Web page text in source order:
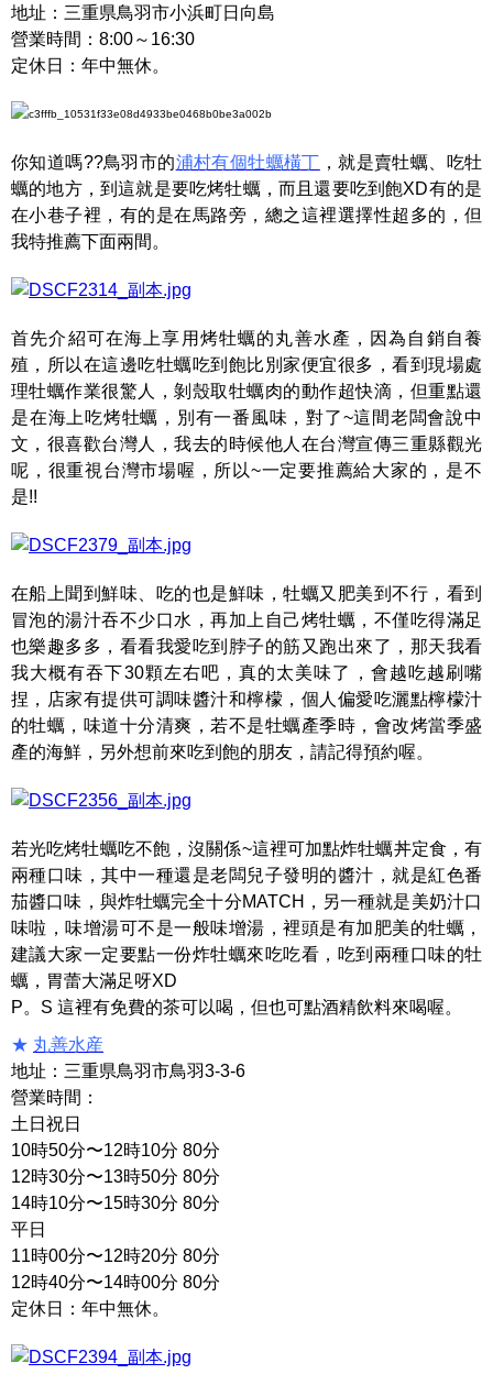
地址：三重県鳥羽市小浜町日向島
營業時間：8:00～16:30
定休日：年中無休。
你知道嗎??鳥羽市的浦村有個牡蠣橫丁 ，就是賣牡蠣、吃牡
蠣的地方，到這就是要吃烤牡蠣，而且還要吃到飽XD有的是
在小巷子裡，有的是在馬路旁，總之這裡選擇性超多的，但
我特推薦下面兩間。
首先介紹可在海上享用烤牡蠣的丸善水產，因為自銷自養
殖，所以在這邊吃牡蠣吃到飽比別家便宜很多，看到現場處
理牡蠣作業很驚人，剝殼取牡蠣肉的動作超快滴，但重點還
是在海上吃烤牡蠣，別有一番風味，對了~這間老闆會說中
文，很喜歡台灣人，我去的時候他人在台灣宣傳三重縣觀光
呢，很重視台灣市場喔，所以~一定要推薦給大家的，是不
是!!
在船上聞到鮮味、吃的也是鮮味，牡蠣又肥美到不行，看到
冒泡的湯汁吞不少口水，再加上自己烤牡蠣，不僅吃得滿足
也樂趣多多，看看我愛吃到脖子的筋又跑出來了，那天我看
我大概有吞下30顆左右吧，真的太美味了，會越吃越刷嘴
捏，店家有提供可調味醬汁和檸檬，個人偏愛吃灑點檸檬汁
的牡蠣，味道十分清爽，若不是牡蠣產季時，會改烤當季盛
產的海鮮，另外想前來吃到飽的朋友，請記得預約喔。
若光吃烤牡蠣吃不飽，沒關係~這裡可加點炸牡蠣丼定食，有
兩種口味，其中一種還是老闆兒子發明的醬汁，就是紅色番
茄醬口味，與炸牡蠣完全十分MATCH，另一種就是美奶汁口
味啦，味增湯可不是一般味增湯，裡頭是有加肥美的牡蠣，
建議大家一定要點一份炸牡蠣來吃吃看，吃到兩種口味的牡
蠣，胃蕾大滿足呀XD
P。S 這裡有免費的茶可以喝，但也可點酒精飲料來喝喔。
★ 丸善水産
地址：三重県鳥羽市鳥羽3-3-6
營業時間：
土日祝日
10時50分〜12時10分 80分
12時30分〜13時50分 80分
14時10分〜15時30分 80分
平日
11時00分〜12時20分 80分
12時40分〜14時00分 80分
定休日：年中無休。